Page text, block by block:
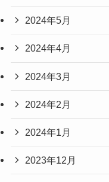
2024年5月
2024年4月
2024年3月
2024年2月
2024年1月
2023年12月